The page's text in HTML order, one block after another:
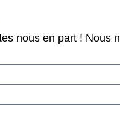
nous en part ! Nous